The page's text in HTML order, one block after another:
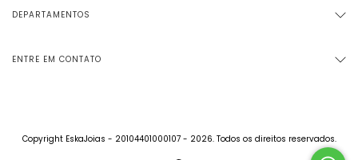
DEPARTAMENTOS
ENTRE EM CONTATO
Copyright EskaJoias - 20104401000107 - 2026. Todos os direitos reservados.